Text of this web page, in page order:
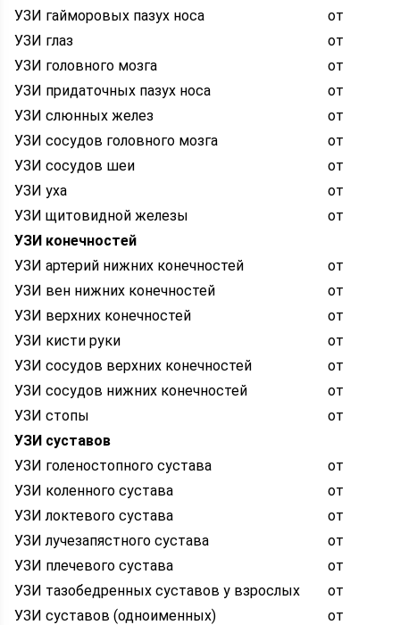
УЗИ гайморовых пазух носа
от
УЗИ глаз
от
УЗИ головного мозга
от
УЗИ придаточных пазух носа
от
УЗИ слюнных желез
от
УЗИ сосудов головного мозга
от
УЗИ сосудов шеи
от
УЗИ уха
от
УЗИ щитовидной железы
от
УЗИ конечностей
УЗИ артерий нижних конечностей
от
УЗИ вен нижних конечностей
от
УЗИ верхних конечностей
от
УЗИ кисти руки
от
УЗИ сосудов верхних конечностей
от
УЗИ сосудов нижних конечностей
от
УЗИ стопы
от
УЗИ суставов
УЗИ голеностопного сустава
от
УЗИ коленного сустава
от
УЗИ локтевого сустава
от
УЗИ лучезапястного сустава
от
УЗИ плечевого сустава
от
УЗИ тазобедренных суставов у взрослых
от
УЗИ суставов (одноименных)
от